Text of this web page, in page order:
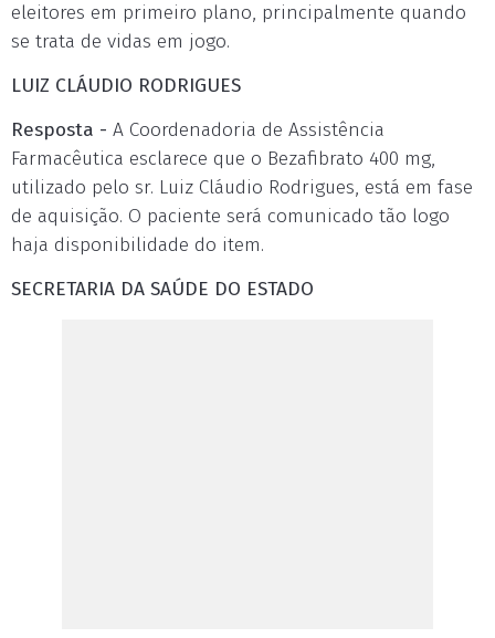
eleitores em primeiro plano, principalmente quando
se trata de vidas em jogo.
LUIZ CLÁUDIO RODRIGUES
Resposta - A Coordenadoria de Assistência
Farmacêutica esclarece que o Bezafibrato 400 mg,
utilizado pelo sr. Luiz Cláudio Rodrigues, está em fase
de aquisição. O paciente será comunicado tão logo
haja disponibilidade do item.
SECRETARIA DA SAÚDE DO ESTADO